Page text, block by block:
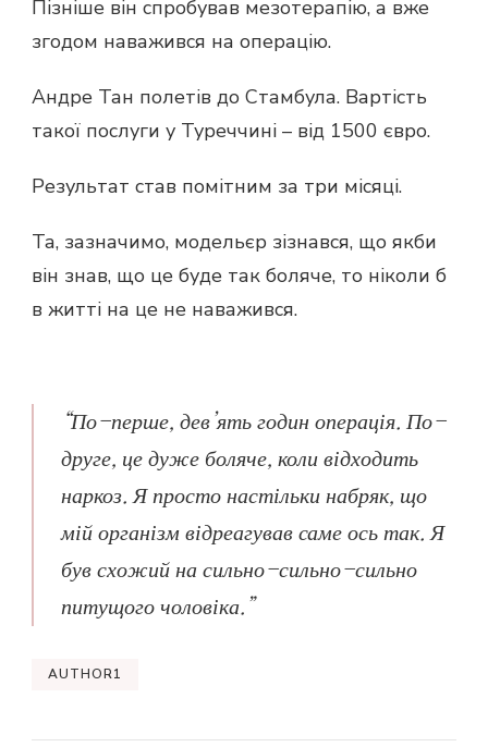
Пізніше він спробував мезотерапію, а вже
згодом наважився на операцію.
Андре Тан полетів до Стамбула. Вартість
такої послуги у Туреччині – від 1500 євро.
Результат став помітним за три місяці.
Та, зазначимо, модельєр зізнався, що якби
він знав, що це буде так боляче, то ніколи б
в житті на це не наважився.
“По-перше, дев’ять годин операція. По-
друге, це дуже боляче, коли відходить
наркоз. Я просто настільки набряк, що
мій організм відреагував саме ось так. Я
був схожий на сильно-сильно-сильно
питущого чоловіка.”
AUTHOR1